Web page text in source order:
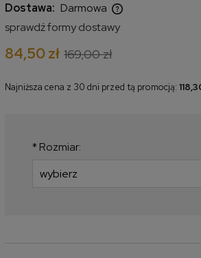
Dostawa: Darmowa
Cena nie zawiera ewentualnych
sprawdź formy dostawy
84,50 zł 169,00 zł
Najniższa cena z 30 dni przed tą promocją:
* Rozmiar: